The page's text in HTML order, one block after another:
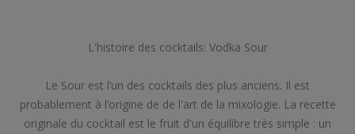
L'histoire des cocktails: Vodka Sour
Le Sour est l’un des cocktails des plus anciens. Il est
probablement à l’origine de de l'art de la mixologie. La recette
originale du cocktail est le fruit d'un équilibre très simple : un